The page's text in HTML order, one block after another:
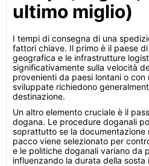
ultimo miglio)
I tempi di consegna di una
fattori chiave. Il primo è il paese
geografica e le infrastrutture
significativamente sulla velocità
provenienti da paesi lontani o
sviluppate richiedono
destinazione.
Un altro elemento cruciale è il
dogana. Le procedure doganali
soprattutto se la documentazione
pacco viene selezionato per
e le politiche doganali variano da
influenzando la durata della sosta